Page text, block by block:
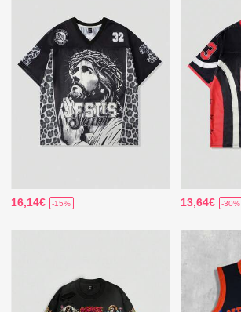
16,14€ -15% 13,64€ -30%